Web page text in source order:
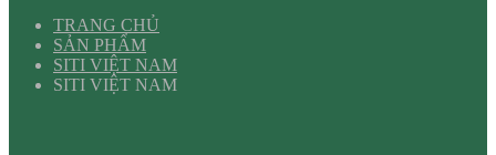
TRANG CHỦ
SẢN PHẨM
SITI VIỆT NAM
SITI VIỆT NAM